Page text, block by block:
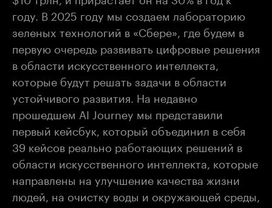
году. В 2025 году мы создаем лабораторию
зеленых технологий в «Сбере», где будем в
первую очередь развивать цифровые решения
в области искусственного интеллекта,
которые будут решать задачи в области
устойчивого развития. На недавно
прошедшем AI Journey мы представили
первый кейсбук, который объединил в себя
39 кейсов реально работающих решений в
области искусственного интеллекта, которые
направлены на улучшение качества жизни
людей, на очистку воды и окружающей среды,